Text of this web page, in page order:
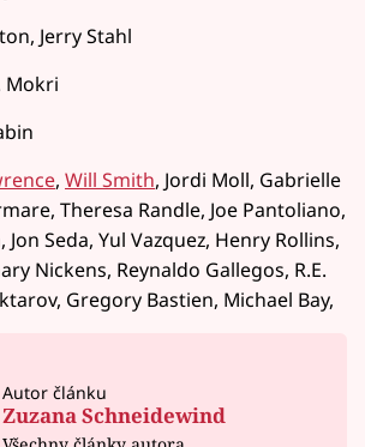
Jerry Stahl
Mokri
, Will Smith, Jordi Moll, Gabrielle
Theresa Randle, Joe Pantoliano,
Seda, Yul Vazquez, Henry Rollins,
Nickens, Reynaldo Gallegos, R.E.
Gregory Bastien, Michael Bay,
Autor článku
Zuzana Schneidewind